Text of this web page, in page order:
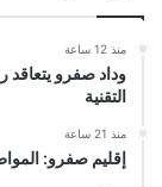
منذ 12 ساعة
وداد صفرو يتعاقد
التقنية
منذ 21 ساعة
إقليم صفرو: